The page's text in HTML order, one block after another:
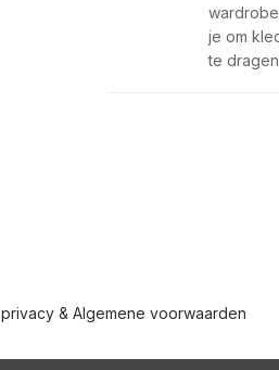
je om
te
privacy & Algemene voorwaarden